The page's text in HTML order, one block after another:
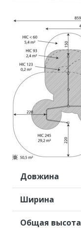
Довжина
Ширина
Общая высота